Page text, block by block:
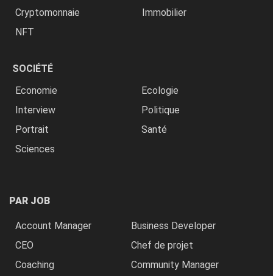
Cryptomonnaie
Immobilier
NFT
SOCIÉTÉ
Economie
Ecologie
Interview
Politique
Portrait
Santé
Sciences
PAR JOB
Account Manager
Business Developer
CEO
Chef de projet
Coaching
Community Manager